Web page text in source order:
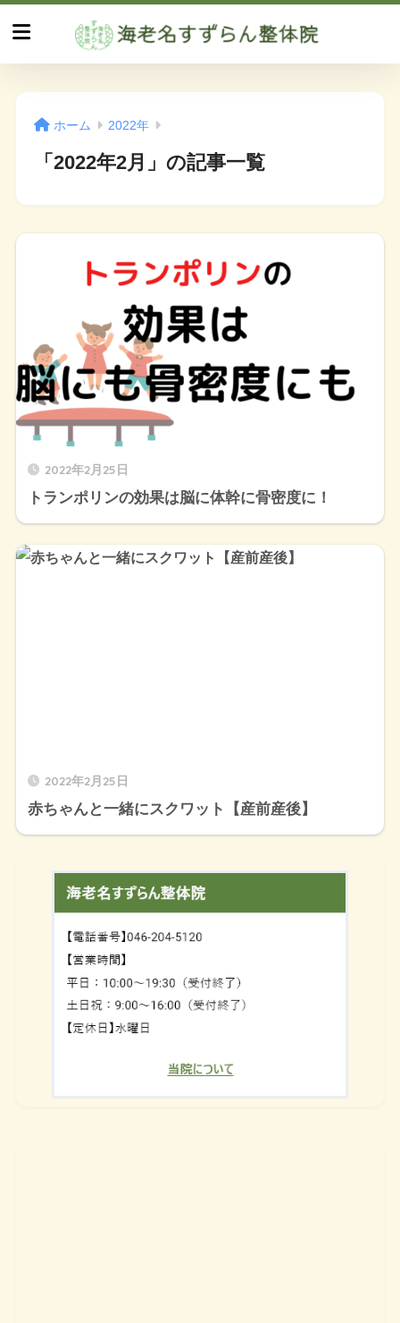
ホーム 2022年
「2022年2月」の記事一覧
2022年2月25日
トランポリンの効果は脳に体幹に骨密度に！
2022年2月25日
赤ちゃんと一緒にスクワット【産前産後】